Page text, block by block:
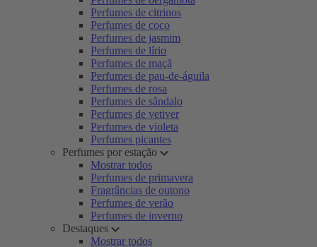
Perfumes de citrinos
Perfumes de coco
Perfumes de jasmim
Perfumes de lírio
Perfumes de maçã
Perfumes de pau-de-águila
Perfumes de rosa
Perfumes de sândalo
Perfumes de vetiver
Perfumes de violeta
Perfumes picantes
Perfumes por estação
Mostrar todos
Perfumes de primavera
Fragrâncias de outono
Perfumes de verão
Perfumes de inverno
Destaques
Mostrar todos